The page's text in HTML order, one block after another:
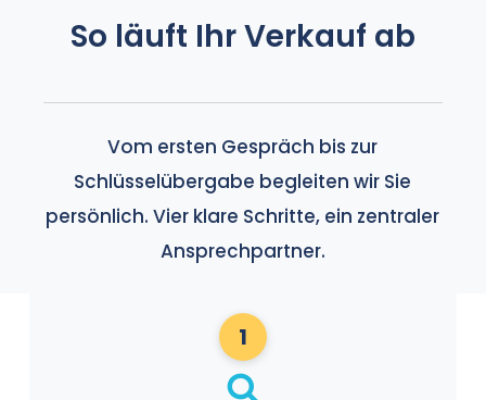
So läuft Ihr Verkauf ab
Vom ersten Gespräch bis zur
Schlüsselübergabe begleiten wir Sie
persönlich. Vier klare Schritte, ein zentraler
Ansprechpartner.
1